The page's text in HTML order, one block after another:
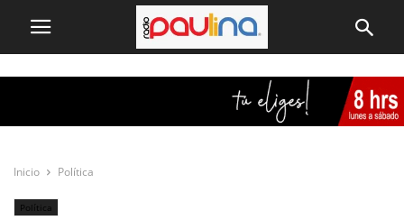
Inicio Política
Política